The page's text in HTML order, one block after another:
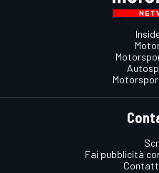
Fai pubblicità